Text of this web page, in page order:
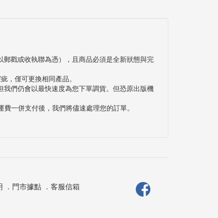
戳或收執聯為憑），且商品必須是全新狀態與完
，僅可更換相同產品。
們仍會以最快速度為您下單調貨。但恐原出版機
一併支付後，我們將儘速處理您的訂單。
． 門市據點． 客服信箱